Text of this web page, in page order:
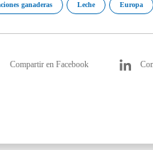
ganaderas Leche Europa
Compartir en Facebook